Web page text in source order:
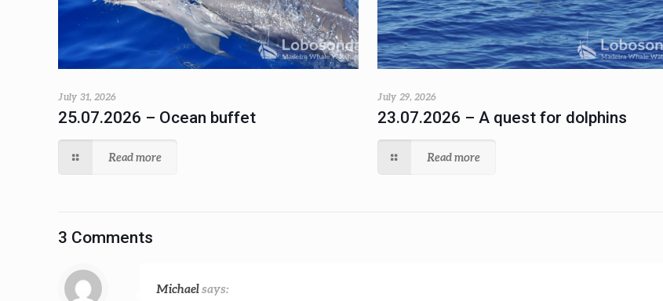
July 31, 2026
25.07.2026 – Ocean buffet
Read more
July 29, 2026
23.07.2026 – A quest for dolphins
Read more
3 Comments
Michaelsays: